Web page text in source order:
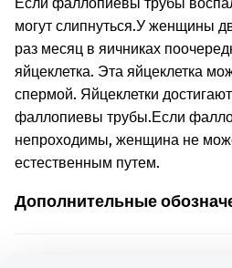
могут слипнуться.У женщины
раз месяц в яичниках
яйцеклетка. Эта яйцеклетка
спермой. Яйцеклетки
фаллопиевы трубы.Если
непроходимы, женщина не
естественным путем.
Дополнительные